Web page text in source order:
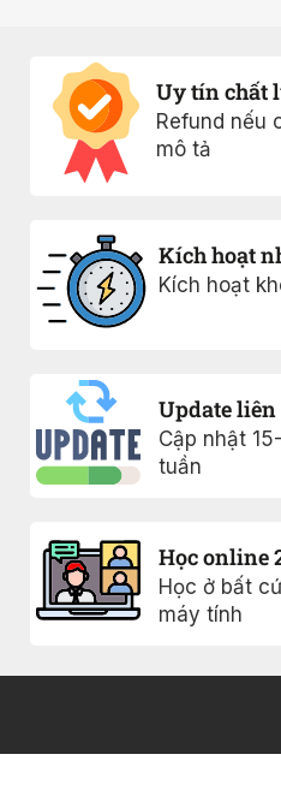
Uy tín chất
Refund nếu
mô tả
Kích hoạt
Kích hoạt
Update liên
Cập nhật
tuần
Học online
Học ở bất
máy tính